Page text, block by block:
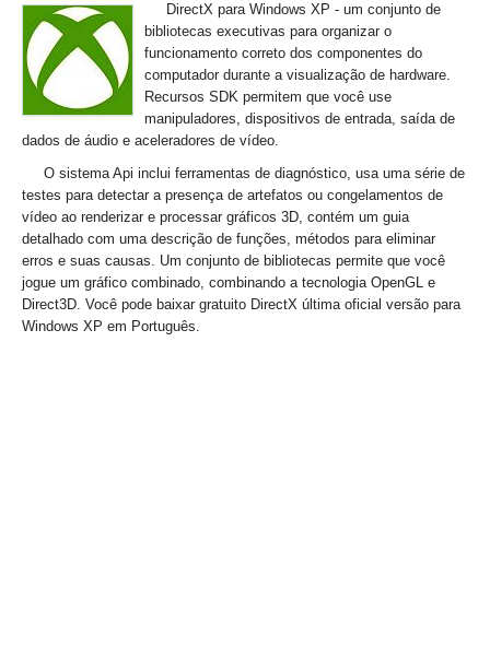
DirectX para Windows XP - um conjunto de
bibliotecas executivas para organizar o
funcionamento correto dos componentes do
computador durante a visualização de hardware.
Recursos SDK permitem que você use
manipuladores, dispositivos de entrada, saída de
dados de áudio e aceleradores de vídeo.
O sistema Api inclui ferramentas de diagnóstico, usa uma série de
testes para detectar a presença de artefatos ou congelamentos de
vídeo ao renderizar e processar gráficos 3D, contém um guia
detalhado com uma descrição de funções, métodos para eliminar
erros e suas causas. Um conjunto de bibliotecas permite que você
jogue um gráfico combinado, combinando a tecnologia OpenGL e
Direct3D. Você pode baixar gratuito DirectX última oficial versão para
Windows XP em Português.